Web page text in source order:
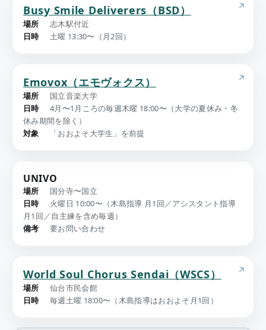
Busy Smile Deliverers（BSD）
場所
志木駅付近
日時
土曜 13:30〜（月2回）
Emovox（エモヴォクス）
場所
国立音楽大学
日時
4月〜1月ころの毎週木曜 18:00〜（大学の夏休み・冬
休み期間を除く）
対象
「おおよそ大学生」を前提
UNIVO
場所
国分寺〜国立
日時
火曜日 10:00〜（木島指導 月1回／アシスタント指導
月1回／自主練を含め毎週）
備考
要お問い合わせ
World Soul Chorus Sendai（WSCS）
場所
仙台市民会館
日時
毎週土曜 18:00〜（木島指導はおおよそ月1回）